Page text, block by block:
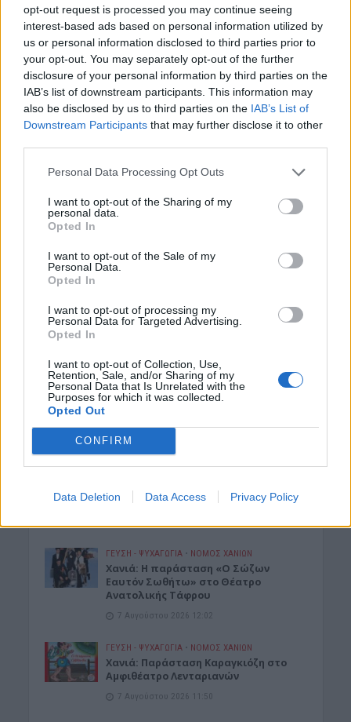
opt-out request is processed you may continue seeing
interest-based ads based on personal information utilized by
us or personal information disclosed to third parties prior to
your opt-out. You may separately opt-out of the further
disclosure of your personal information by third parties on the
IAB’s list of downstream participants. This information may
also be disclosed by us to third parties on the IAB’s List of
Downstream Participants that may further disclose it to other
Personal Data Processing Opt Outs
I want to opt-out of the Sharing of my
personal data.
Opted In
I want to opt-out of the Sale of my
Personal Data.
Opted In
I want to opt-out of processing my
Personal Data for Targeted Advertising.
Opted In
I want to opt-out of Collection, Use,
Retention, Sale, and/or Sharing of my
Personal Data that Is Unrelated with the
Purposes for which it was collected.
Opted Out
CONFIRM
Data Deletion Data Access Privacy Policy
Συνταγή: Ξεροτήγανα, το αγαπημένο
γλυκό της Κρήτης
ΚΡΗΤΗ • ΜΑΤΙΕΣ ΣΤΟ ΠΑΡΕΛΘΟΝ
43 χρόνια από τη μέρα που ο
Παπαδόσηφος εκτέλεσε μέσα στο
δικαστήριο τον φονιά του γιου του
Xανιά: Επίσκεψη της Σέβης Βολουδάκη
στην Πυροσβεστική Υπηρεσία
ΚΡΗΤΗ
καταγγελίες για ελλείψεις, πίεση και
ωράρια
ΕΚΚΛΗΣΙΑ • ΕΛΛΑΔΑ
7η Αυγούστου 626 μ.Χ.: Η νύχτα που
7 Αυγούστου 2026 12:06
Χανιά: Ξάπλωσε να κάνει
ηλιοθεραπεία και πέθανε!
ΓΕΎΣΗ - ΨΥΧΑΓΩΓΊΑ • ΝΟΜΌΣ ΧΑΝΊΩΝ
Χανιά: Η παράσταση «Ο Σώζων
Εαυτόν Σωθήτω» στο Θέατρο
Ανατολικής Τάφρου
7 Αυγούστου 2026 12:02
ΓΕΎΣΗ - ΨΥΧΑΓΩΓΊΑ • ΝΟΜΌΣ ΧΑΝΊΩΝ
Xανιά: Παράσταση Καραγκιόζη στο
Αμφιθέατρο Λενταριανών
7 Αυγούστου 2026 11:50